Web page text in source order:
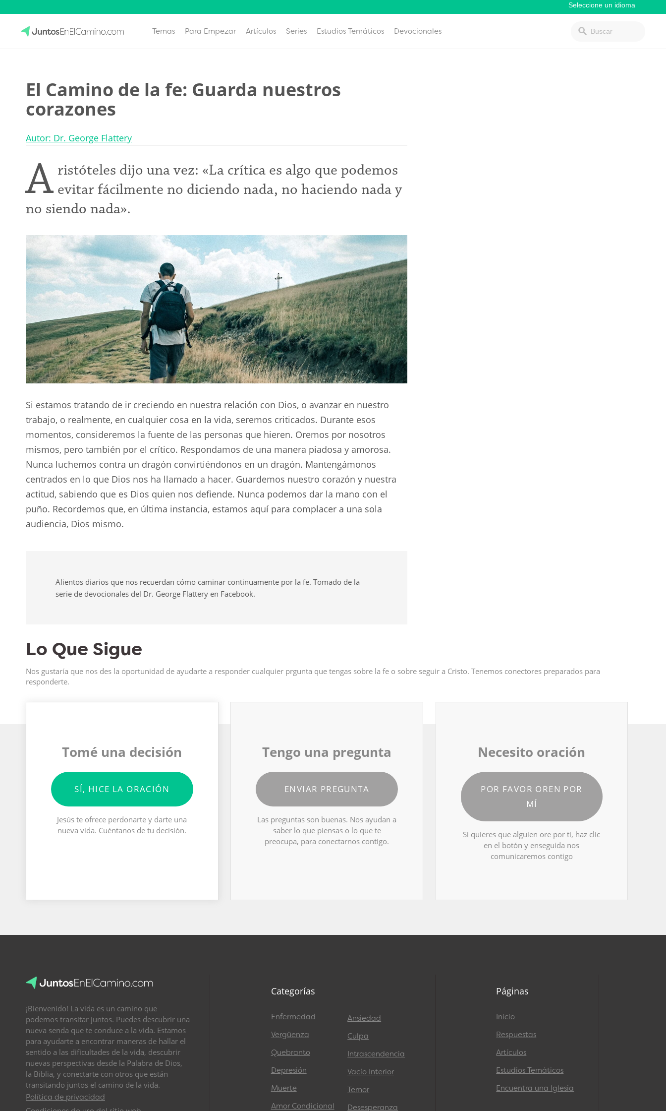
Temas Para Empezar Artículos Series Estudios Temáticos Devocionales
El Camino de la fe: Guarda nuestros
corazones
Autor: Dr. George Flattery
A ristóteles dijo una vez: «La crítica es algo que podemos
evitar fácilmente no diciendo nada, no haciendo nada y
no siendo nada».
Si estamos tratando de ir creciendo en nuestra relación con Dios, o avanzar en nuestro
trabajo, o realmente, en cualquier cosa en la vida, seremos criticados. Durante esos
momentos, consideremos la fuente de las personas que hieren. Oremos por nosotros
mismos, pero también por el crítico. Respondamos de una manera piadosa y amorosa.
Nunca luchemos contra un dragón convirtiéndonos en un dragón. Mantengámonos
centrados en lo que Dios nos ha llamado a hacer. Guardemos nuestro corazón y nuestra
actitud, sabiendo que es Dios quien nos defiende. Nunca podemos dar la mano con el
puño. Recordemos que, en última instancia, estamos aquí para complacer a una sola
audiencia, Dios mismo.
Alientos diarios que nos recuerdan cómo caminar continuamente por la fe. Tomado de la
serie de devocionales del Dr. George Flattery en Facebook.
Lo Que Sigue
Nos gustaría que nos des la oportunidad de ayudarte a responder cualquier prgunta que tengas sobre la fe o sobre seguir a Cristo. Tenemos conectores preparados para
responderte.
Tomé una decisión
SÍ, HICE LA ORACIÓN
Jesús te ofrece perdonarte y darte una
nueva vida. Cuéntanos de tu decisión.
Tengo una pregunta
ENVIAR PREGUNTA
Las preguntas son buenas. Nos ayudan a
saber lo que piensas o lo que te
preocupa, para conectarnos contigo.
Necesito oración
POR FAVOR OREN POR
MÍ
Si quieres que alguien ore por ti, haz clic
en el botón y enseguida nos
comunicaremos contigo
¡Bienvenido! La vida es un camino que
podemos transitar juntos. Puedes descubrir una
nueva senda que te conduce a la vida. Estamos
para ayudarte a encontrar maneras de hallar el
sentido a las dificultades de la vida, descubrir
nuevas perspectivas desde la Palabra de Dios,
la Biblia, y conectarte con otros que están
transitando juntos el camino de la vida.
Política de privacidad
Categorías
Enfermedad
Vergüenza
Quebranto
Depresión
Muerte
Amor Condicional
Ansiedad
Culpa
Intrascendencia
Vacío Interior
Temor
Desesperanza
Páginas
Inicio
Respuestas
Artículos
Estudios Temáticos
Encuentra una Iglesia